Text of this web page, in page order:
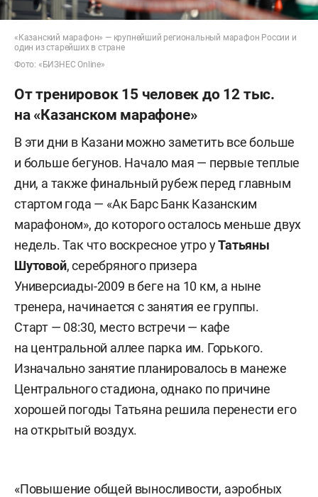
«Казанский марафон» — крупнейший региональный марафон России и
один из старейших в стране
Фото: «БИЗНЕС Online»
От тренировок 15 человек до 12 тыс.
на «Казанском марафоне»
В эти дни в Казани можно заметить все больше
и больше бегунов. Начало мая — первые теплые
дни, а также финальный рубеж перед главным
стартом года — «Ак Барс Банк Казанским
марафоном», до которого осталось меньше двух
недель. Так что воскресное утро уТатьяны
Шутовой, серебряного призера
Универсиады-2009 в беге на 10 км, а ныне
тренера, начинается с занятия ее группы.
Старт — 08:30, место встречи — кафе
на центральной аллее парка им. Горького.
Изначально занятие планировалось в манеже
Центрального стадиона, однако по причине
хорошей погоды Татьяна решила перенести его
на открытый воздух.
«Повышение общей выносливости, аэробных